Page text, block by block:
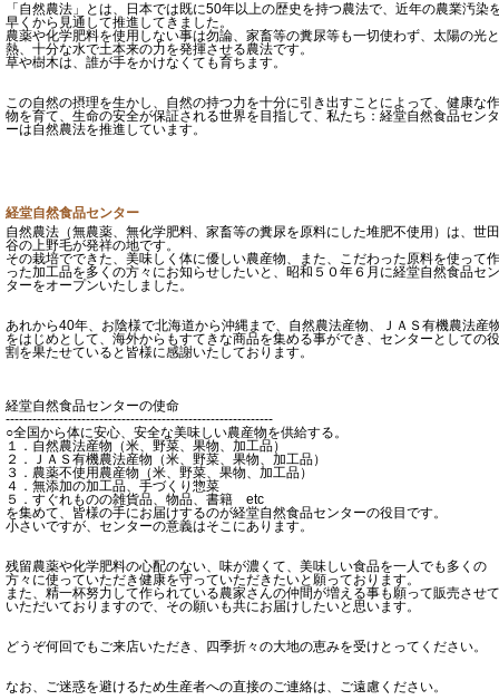
「自然農法」とは、日本では既に50年以上の歴史を持つ農法で、近年の農業汚染
早くから見通して推進してきました。
農薬や化学肥料を使用しない事は勿論、家畜等の糞尿等も一切使わず、太陽の光と
熱、十分な水で土本来の力を発揮させる農法です。
草や樹木は、誰が手をかけなくても育ちます。
この自然の摂理を生かし、自然の持つ力を十分に引き出すことによって、健康な作
物を育て、生命の安全が保証される世界を目指して、私たち：経堂自然食品センタ
ーは自然農法を推進しています。
経堂自然食品センター
自然農法（無農薬、無化学肥料、家畜等の糞尿を原料にした堆肥不使用）は、世田
谷の上野毛が発祥の地です。
その栽培でできた、美味しく体に優しい農産物、また、こだわった原料を使って作
った加工品を多くの方々にお知らせしたいと、昭和５０年６月に経堂自然食品セン
ターをオープンいたしました。
あれから40年、お陰様で北海道から沖縄まで、自然農法産物、ＪＡＳ有機農法産
をはじめとして、海外からもすてきな商品を集める事ができ、センターとしての役
割を果たせていると皆様に感謝いたしております。
経堂自然食品センターの使命
------------------------------------------------------------
○全国から体に安心、安全な美味しい農産物を供給する。
１．自然農法産物（米、野菜、果物、加工品）
２．ＪＡＳ有機農法産物（米、野菜、果物、加工品）
３．農薬不使用農産物（米、野菜、果物、加工品）
４．無添加の加工品、手づくり惣菜
５．すぐれものの雑貨品、物品、書籍 etc
を集めて、皆様の手にお届けするのが経堂自然食品センターの役目です。
小さいですが、センターの意義はそこにあります。
残留農薬や化学肥料の心配のない、味が濃くて、美味しい食品を一人でも多くの
方々に使っていただき健康を守っていただきたいと願っております。
また、精一杯努力して作られている農家さんの仲間が増える事も願って販売させて
いただいておりますので、その願いも共にお届けしたいと思います。
どうぞ何回でもご来店いただき、四季折々の大地の恵みを受けとってください。
なお、ご迷惑を避けるため生産者への直接のご連絡は、ご遠慮ください。